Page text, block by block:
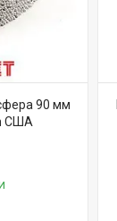
90 мм
США